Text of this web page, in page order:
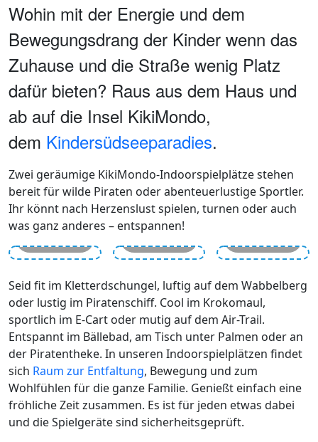
Wohin mit der Energie und dem
Bewegungsdrang der Kinder wenn das
Zuhause und die Straße wenig Platz
dafür bieten? Raus aus dem Haus und
ab auf die Insel KikiMondo,
dem Kindersüdseeparadies.
Zwei geräumige KikiMondo-Indoorspielplätze stehen
bereit für wilde Piraten oder abenteuerlustige Sportler.
Ihr könnt nach Herzenslust spielen, turnen oder auch
was ganz anderes – entspannen!
Klettervulkan
im
Standort
Günzburg
FUNPLAY
im
Standort
Kirchheim
im
Standort
Seid fit im Kletterdschungel, luftig auf dem Wabbelberg
oder lustig im Piratenschiff. Cool im Krokomaul,
sportlich im E-Cart oder mutig auf dem Air-Trail.
Entspannt im Bällebad, am Tisch unter Palmen oder an
der Piratentheke. In unseren Indoorspielplätzen findet
sich Raum zur Entfaltung, Bewegung und zum
Wohlfühlen für die ganze Familie. Genießt einfach eine
fröhliche Zeit zusammen. Es ist für jeden etwas dabei
und die Spielgeräte sind sicherheitsgeprüft.